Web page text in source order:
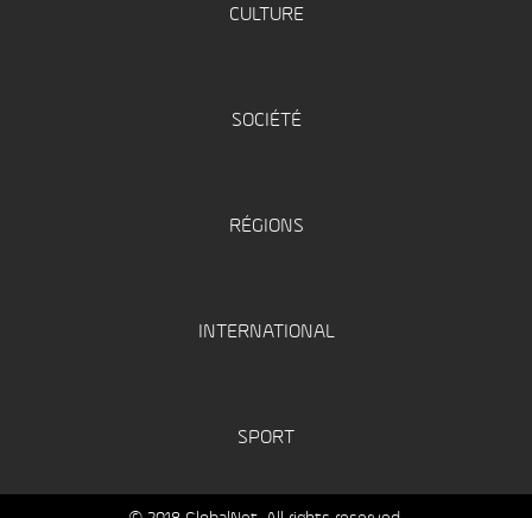
CULTURE
SOCIÉTÉ
RÉGIONS
INTERNATIONAL
SPORT